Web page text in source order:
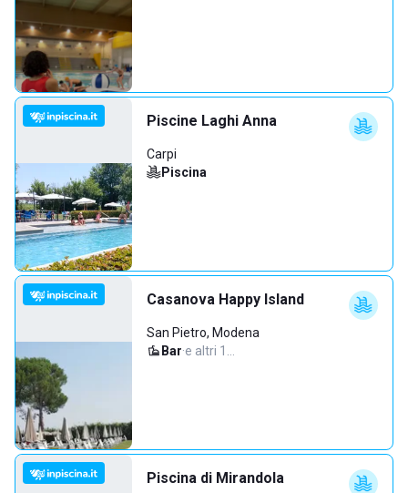
Piscine Laghi Anna
Carpi
Piscina
Casanova Happy Island
San Pietro, Modena
Bar·e altri 1…
Piscina di Mirandola